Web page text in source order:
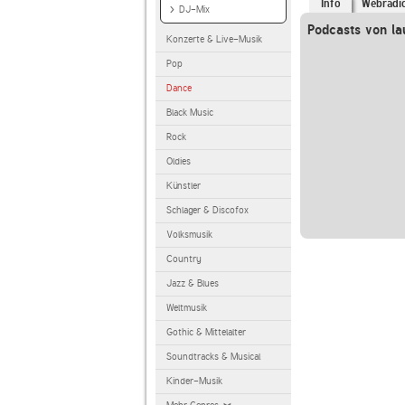
DJ-Mix
Konzerte & Live-Musik
Pop
Dance
Black Music
Rock
Oldies
Künstler
Schlager & Discofox
Volksmusik
Country
Jazz & Blues
Weltmusik
Gothic & Mittelalter
Soundtracks & Musical
Kinder-Musik
Info
Podcasts von